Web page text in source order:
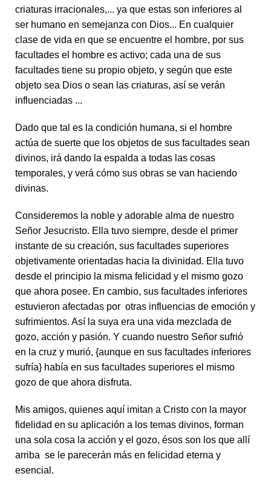
criaturas irracionales,... ya que estas son inferiores al
ser humano en semejanza con Dios... En cualquier
clase de vida en que se encuentre el hombre, por sus
facultades el hombre es activo; cada una de sus
facultades tiene su propio objeto, y según que este
objeto sea Dios o sean las criaturas, así se verán
influenciadas ...
Dado que tal es la condición humana, si el hombre
actúa de suerte que los objetos de sus facultades sean
divinos, irá dando la espalda a todas las cosas
temporales, y verá cómo sus obras se van haciendo
divinas.
Consideremos la noble y adorable alma de nuestro
Señor Jesucristo. Ella tuvo siempre, desde el primer
instante de su creación, sus facultades superiores
objetivamente orientadas hacia la divinidad. Ella tuvo
desde el principio la misma felicidad y el mismo gozo
que ahora posee. En cambio, sus facultades inferiores
estuvieron afectadas por otras influencias de emoción y
sufrimientos. Así la suya era una vida mezclada de
gozo, acción y pasión. Y cuando nuestro Señor sufrió
en la cruz y murió, {aunque en sus facultades inferiores
sufría} había en sus facultades superiores el mismo
gozo de que ahora disfruta.
Mis amigos, quienes aquí imitan a Cristo con la mayor
fidelidad en su aplicación a los temas divinos, forman
una sola cosa la acción y el gozo, ésos son los que allí
arriba se le parecerán más en felicidad eterna y
esencial.